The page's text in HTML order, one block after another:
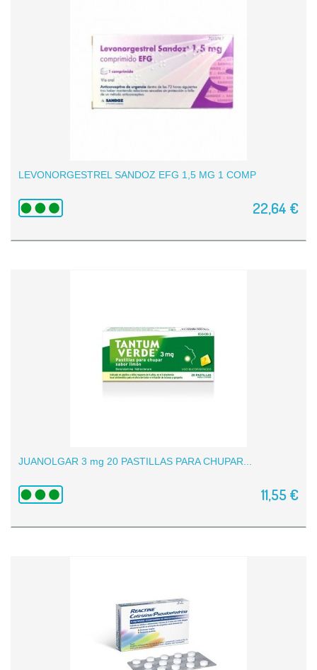
LEVONORGESTREL SANDOZ EFG 1,5 MG 1 COMP
22,64 €
JUANOLGAR 3 mg 20 PASTILLAS PARA CHUPAR...
11,55 €